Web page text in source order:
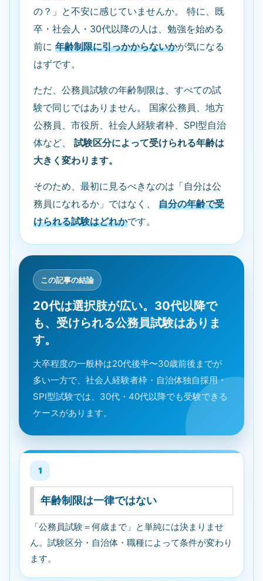
の？」と不安に感じていませんか。 特に、既
卒・社会人・30代以降の人は、勉強を始める
前に 年齢制限に引っかからないかが気になる
はずです。
ただ、公務員試験の年齢制限は、すべての試
験で同じではありません。 国家公務員、地方
公務員、市役所、社会人経験者枠、SPI型自治
体など、 試験区分によって受けられる年齢は
大きく変わります。
そのため、最初に見るべきなのは「自分は公
務員になれるか」ではなく、 自分の年齢で受
けられる試験はどれかです。
この記事の結論
20代は選択肢が広い。30代以降で
も、受けられる公務員試験はありま
す。
大卒程度の一般枠は20代後半〜30歳前後までが
多い一方で、社会人経験者枠・自治体独自採用・
SPI型試験では、30代・40代以降でも受験できる
ケースがあります。
1
年齢制限は一律ではない
「公務員試験＝何歳まで」と単純には決まりませ
ん。試験区分・自治体・職種によって条件が変わり
ます。